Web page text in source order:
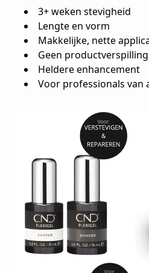
3+ weken stevigheid
Lengte en vorm
Makkelijke, nette
Geen productverspilling
Heldere enhancement
Voor professionals van